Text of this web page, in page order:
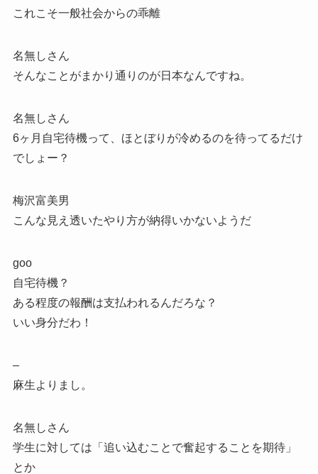
これこそ一般社会からの乖離
名無しさん
そんなことがまかり通りのが日本なんですね。
名無しさん
6ヶ月自宅待機って、ほとぼりが冷めるのを待ってるだけ
でしょー？
梅沢富美男
こんな見え透いたやり方が納得いかないようだ
goo
自宅待機？
ある程度の報酬は支払われるんだろな？
いい身分だわ！
–
麻生よりまし。
名無しさん
学生に対しては「追い込むことで奮起することを期待」
とか